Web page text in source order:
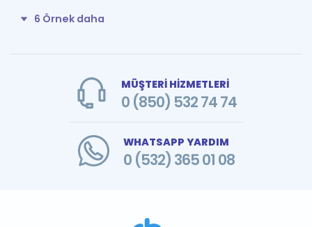
6 Örnek daha
MÜŞTERİ HİZMETLERİ
0 (850) 532 74 74
WHATSAPP YARDIM
0 (532) 365 01 08